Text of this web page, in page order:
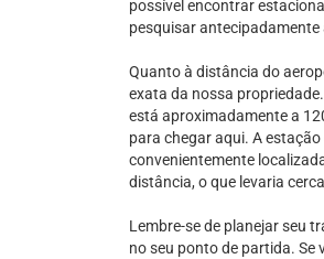
possível encontrar
pesquisar
Quanto à distância do
exata da nossa
está aproximadamente a
para chegar aqui. A
convenientemente
distância, o que levaria
Lembre-se de planejar seu
no seu ponto de partida. Se